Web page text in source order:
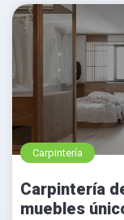
Carpintería
Carpintería
muebles